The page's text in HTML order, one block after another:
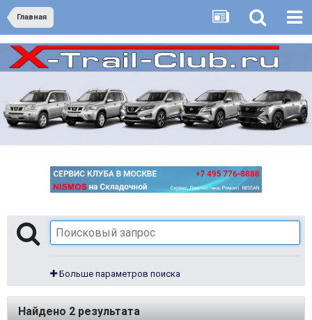
Главная
Больше параметров поиска
Найдено 2 результата